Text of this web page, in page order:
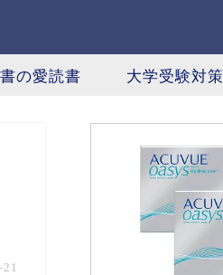
の愛読書 大学受験対策